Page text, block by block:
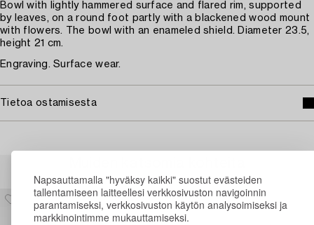
Napsauttamalla "hyväksy kaikki" suostut evästeiden
tallentamiseen laitteellesi verkkosivuston navigoinnin
parantamiseksi, verkkosivuston käytön analysoimiseksi ja
markkinointimme mukauttamiseksi.
Bowl with lightly hammered surface and flared rim, supported
by leaves, on a round foot partly with a blackened wood mount
with flowers. The bowl with an enameled shield. Diameter 23.5,
height 21 cm.
Engraving. Surface wear.
Tietoa ostamisesta